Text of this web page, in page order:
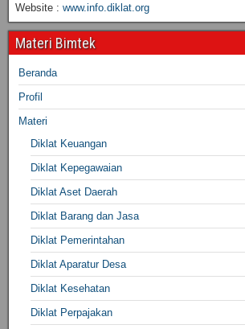
Website : www.info.diklat.org
Materi Bimtek
Beranda
Profil
Materi
Diklat Keuangan
Diklat Kepegawaian
Diklat Aset Daerah
Diklat Barang dan Jasa
Diklat Pemerintahan
Diklat Aparatur Desa
Diklat Kesehatan
Diklat Perpajakan